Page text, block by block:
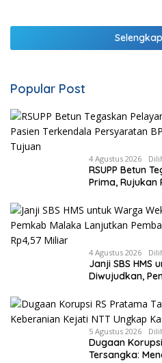
Popular Post
4 Agustus 2026
RSUPP Betun
Prima, Rujukan
Tujuan
4 Agustus 2026
Janji SBS HMS
Diwujudkan,
5 Agustus 2026
Dugaan
Tersangka: